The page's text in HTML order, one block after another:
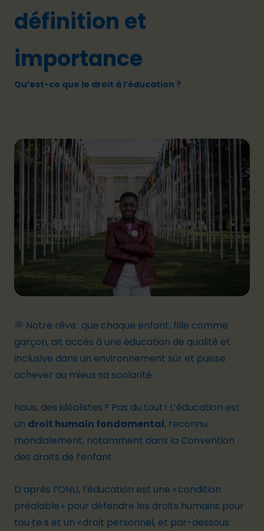
définition et
importance
Qu’est-ce que le droit à l’éducation ?
💭 Notre rêve : que chaque enfant, fille comme
garçon, ait accès à une éducation de qualité et
inclusive dans un environnement sûr et puisse
achever au mieux sa scolarité.
Nous, des idéalistes ? Pas du tout ! L’éducation est
un droit humain fondamental, reconnu
mondialement, notamment dans la Convention
des droits de l’enfant.
D’après l’ONU, l’éducation est une « condition
préalable » pour défendre les droits humains pour
tou∙te∙s et un « droit personnel, et par-dessous